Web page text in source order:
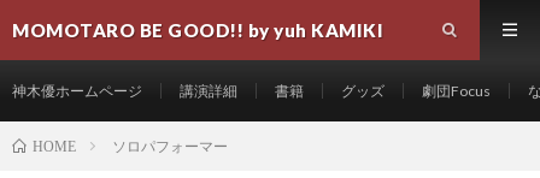
MOMOTARO BE GOOD!! by yuh KAMIKI
神木優ホームページ 講演詳細 書籍 グッズ 劇団Focus
HOME ソロパフォーマー